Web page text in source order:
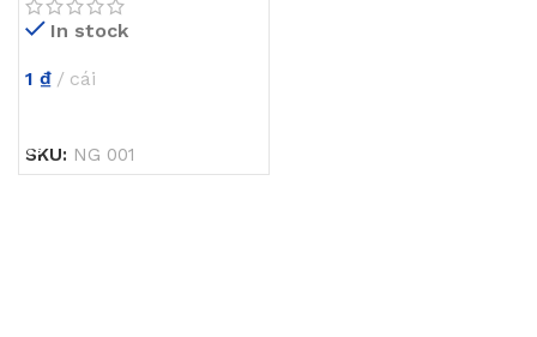
In stock
1 ₫ cái
SKU: NG 001